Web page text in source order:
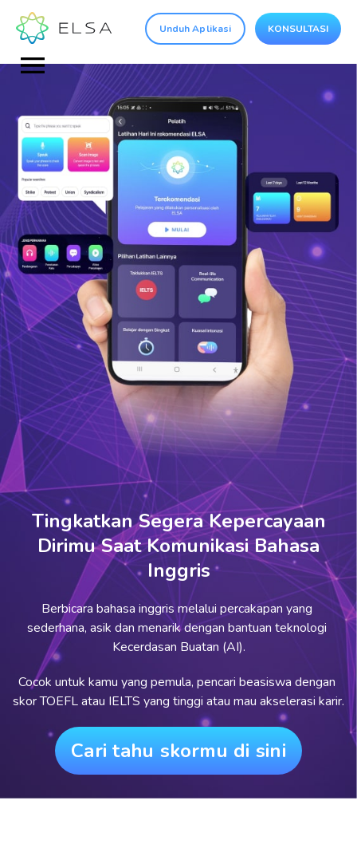
Unduh Aplikasi KONSULTASI
Tingkatkan Segera Kepercayaan
Dirimu Saat Komunikasi Bahasa
Inggris
Berbicara bahasa inggris melalui percakapan yang
sederhana, asik dan menarik dengan bantuan teknologi
Kecerdasan Buatan (AI).
Cocok untuk kamu yang pemula, pencari beasiswa dengan
skor TOEFL atau IELTS yang tinggi atau mau akselerasi karir.
Cari tahu skormu di sini